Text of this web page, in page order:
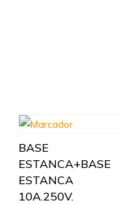
BASE
ESTANCA+BASE
ESTANCA
10A.250V.